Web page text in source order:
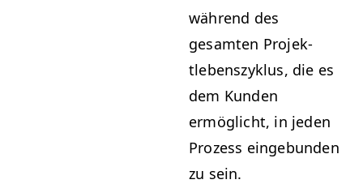
während des
gesamten Pro­jek­
tleben­szyk­lus, die es
dem Kun­den
ermöglicht, in jeden
Prozess einge­bun­den
zu sein.